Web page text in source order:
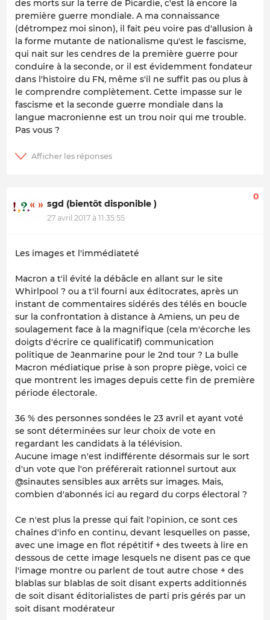
des morts sur la terre de Picardie, c'est là encore la
première guerre mondiale. A ma connaissance
(détrompez moi sinon), il fait peu voire pas d'allusion à
la forme mutante de nationalisme qu'est le fascisme,
qui nait sur les cendres de la première guerre pour
conduire à la seconde, or il est évidemment fondateur
dans l'histoire du FN, même s'il ne suffit pas ou plus à
le comprendre complètement. Cette impasse sur le
fascisme et la seconde guerre mondiale dans la
langue macronienne est un trou noir qui me trouble.
Pas vous ?
sgd (bientôt disponible )
27 avril 2017 à 11:35:55
0
Les images et l'immédiateté
Macron a t'il évité la débâcle en allant sur le site
Whirlpool ? ou a t'il fourni aux éditocrates, après un
instant de commentaires sidérés des télés en boucle
sur la confrontation à distance à Amiens, un peu de
soulagement face à la magnifique (cela m'écorche les
doigts d'écrire ce qualificatif) communication
politique de Jeanmarine pour le 2nd tour ? La bulle
Macron médiatique prise à son propre piège, voici ce
que montrent les images depuis cette fin de première
période électorale.
36 % des personnes sondées le 23 avril et ayant voté
se sont déterminées sur leur choix de vote en
regardant les candidats à la télévision.
Aucune image n'est indifférente désormais sur le sort
d'un vote que l'on préférerait rationnel surtout aux
@sinautes sensibles aux arrêts sur images. Mais,
combien d'abonnés ici au regard du corps électoral ?
Ce n'est plus la presse qui fait l'opinion, ce sont ces
chaînes d'info en continu, devant lesquelles on passe,
avec une image en flot répétitif + des tweets à lire en
dessous de cette image lesquels ne disent pas ce que
l'image montre ou parlent de tout autre chose + des
blablas sur blablas de soit disant experts additionnés
de soit disant éditorialistes de parti pris gérés par un
soit disant modérateur